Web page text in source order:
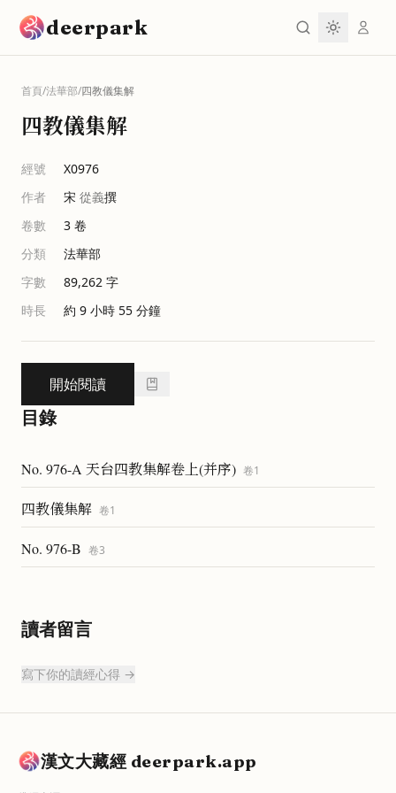
deerpark
首頁/法華部/四教儀集解
四教儀集解
經號
X0976
作者
宋 從義撰
卷數
3 卷
分類
法華部
字數
89,262 字
時長
約 9 小時 55 分鐘
開始閱讀
目錄
No. 976-A 天台四教集解卷上(并序) 卷1
四教儀集解 卷1
No. 976-B 卷3
讀者留言
寫下你的讀經心得 →
漢文大藏經 deerpark.app